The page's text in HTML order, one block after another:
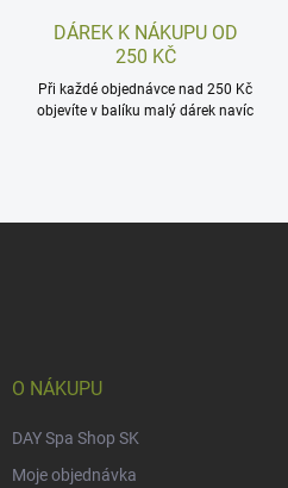
DÁREK K NÁKUPU OD
250 KČ
Při každé objednávce nad 250 Kč
objevíte v balíku malý dárek navíc
O NÁKUPU
DAY Spa Shop SK
Moje objednávka